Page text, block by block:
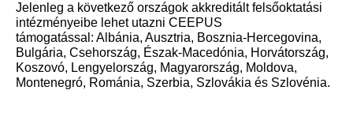
Jelenleg a következő országok akkreditált felsőoktatási
intézményeibe lehet utazni CEEPUS
támogatással: Albánia, Ausztria, Bosznia-Hercegovina,
Bulgária, Csehország, Észak-Macedónia, Horvátország,
Koszovó, Lengyelország, Magyarország, Moldova,
Montenegró, Románia, Szerbia, Szlovákia és Szlovénia.